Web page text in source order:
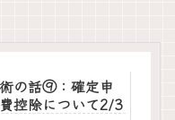
の話⑨：確定申
控除について2/3